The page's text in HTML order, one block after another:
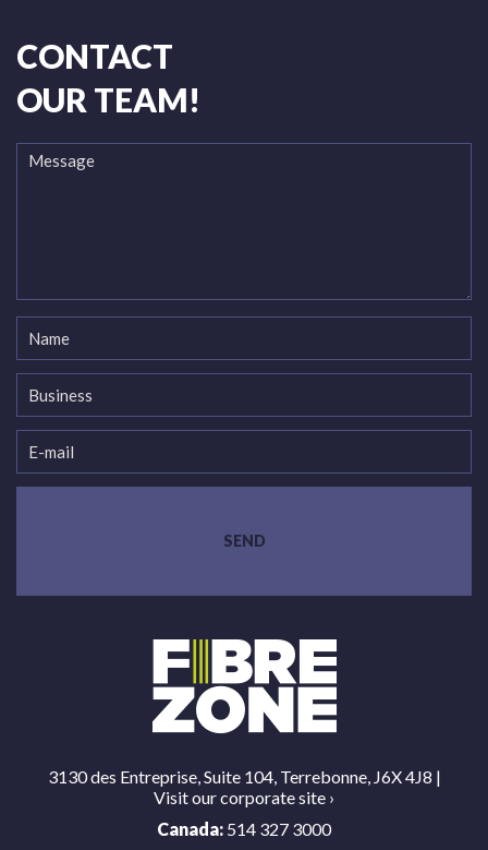
CONTACT
OUR TEAM!
3130 des Entreprise, Suite 104, Terrebonne, J6X 4J8 |
Visit our corporate site ›
Canada: 514 327 3000